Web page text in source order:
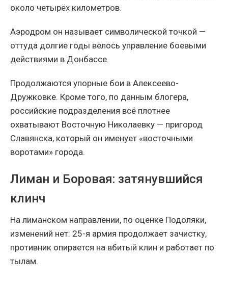
около четырёх километров.
Аэродром он называет символической точкой —
оттуда долгие годы велось управление боевыми
действиями в Донбассе.
Продолжаются упорные бои в Алексеево-
Дружковке. Кроме того, по данным блогера,
российские подразделения всё плотнее
охватывают Восточную Николаевку — пригород
Славянска, который он именует «восточными
воротами» города.
Лиман и Боровая: затянувшийся
клинч
На лиманском направлении, по оценке Подоляки,
изменений нет: 25-я армия продолжает зачистку,
противник опирается на вбитый клин и работает по
тылам.